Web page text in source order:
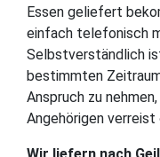
Essen geliefert
einfach telefonisch
Selbstverständlich
bestimmten
Anspruch zu
Angehörigen verreist